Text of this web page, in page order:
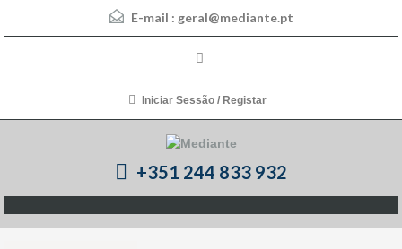
E-mail : geral@mediante.pt
Iniciar Sessão / Registar
+351 244 833 932